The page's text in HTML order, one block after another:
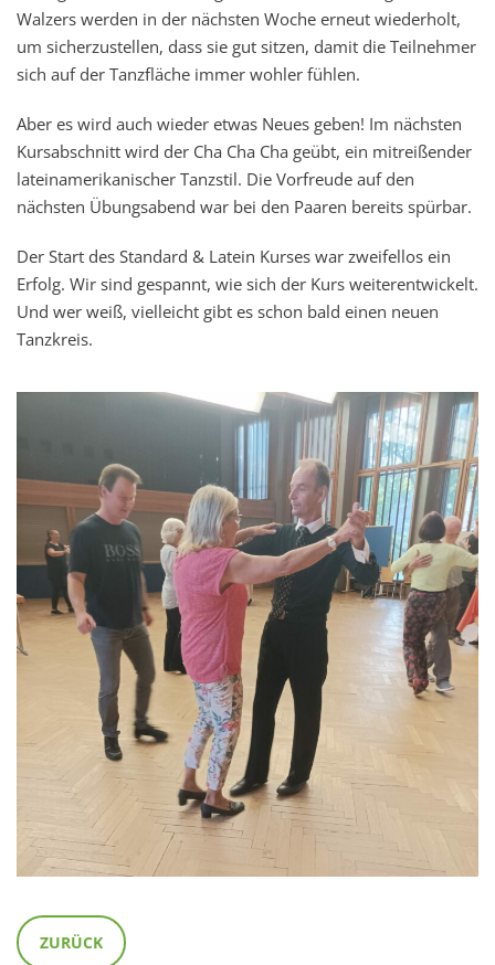
Walzers werden in der nächsten Woche erneut wiederholt,
um sicherzustellen, dass sie gut sitzen, damit die Teilnehmer
sich auf der Tanzfläche immer wohler fühlen.
Aber es wird auch wieder etwas Neues geben! Im nächsten
Kursabschnitt wird der Cha Cha Cha geübt, ein mitreißender
lateinamerikanischer Tanzstil. Die Vorfreude auf den
nächsten Übungsabend war bei den Paaren bereits spürbar.
Der Start des Standard & Latein Kurses war zweifellos ein
Erfolg. Wir sind gespannt, wie sich der Kurs weiterentwickelt.
Und wer weiß, vielleicht gibt es schon bald einen neuen
Tanzkreis.
ZURÜCK